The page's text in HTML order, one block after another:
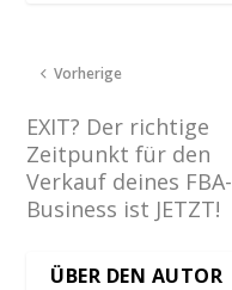
Vorherige
EXIT? Der richtige
Zeitpunkt für den
Verkauf deines FBA-
Business ist JETZT!
ÜBER DEN AUTOR